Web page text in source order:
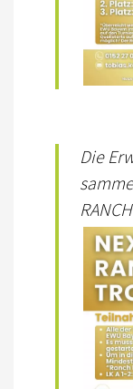
KURS TERMINE
WEITERE
AUSBILDUNG
APO
KURS
TURNIERE
APO
Die